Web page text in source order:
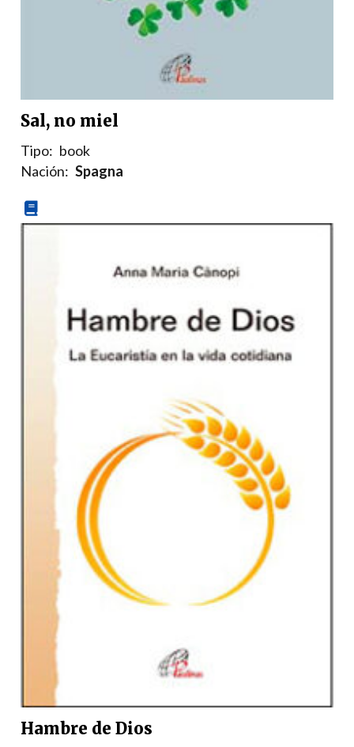
Sal, no miel
Tipo: book
Nación: Spagna
Hambre de Dios